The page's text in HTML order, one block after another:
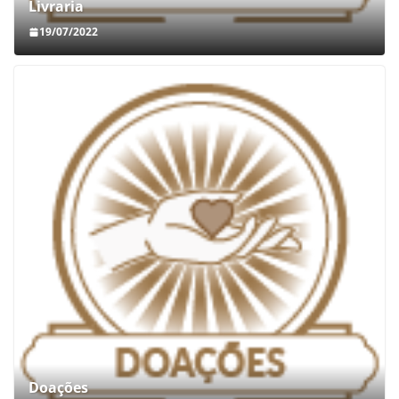
Livraria
19/07/2022
Doações